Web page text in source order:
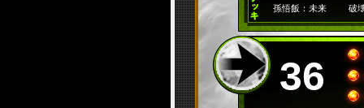
孫悟飯：未来 破
36